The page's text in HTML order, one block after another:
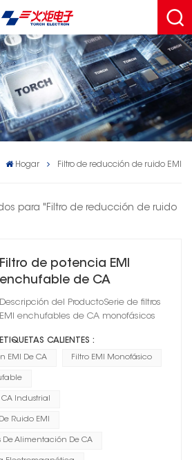
Hogar Filtro de reducción de ruido EMI
para "Filtro de reducción de ruido
Filtro de potencia EMI
enchufable de CA
monofásico para
antorcha
Descripción del ProductoSerie de filtros
EMI enchufables de CA monofásicos
ETIQUETAS CALIENTES :
EMI De CA Filtro EMI Monofásico
Industrial
Ruido EMI
De Alimentación De CA